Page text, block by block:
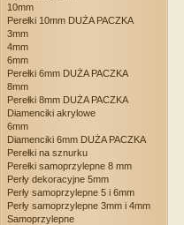
10mm
Perełki 10mm DUŻA PACZKA
3mm
4mm
6mm
Perełki 6mm DUŻA PACZKA
8mm
Perełki 8mm DUŻA PACZKA
Diamenciki akrylowe
6mm
Diamenciki 6mm DUŻA PACZKA
Perełki na sznurku
Perełki samoprzylepne 8 mm
Perły dekoracyjne 5mm
Perły samoprzylepne 5 i 6mm
Perły samoprzylepne 3mm i 4mm
Samoprzylepne